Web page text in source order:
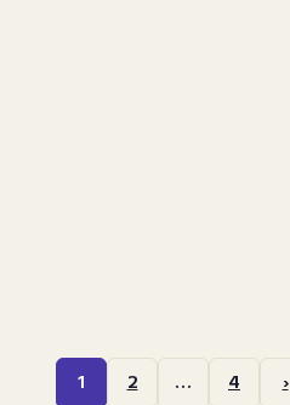
1 2 … 4 ›